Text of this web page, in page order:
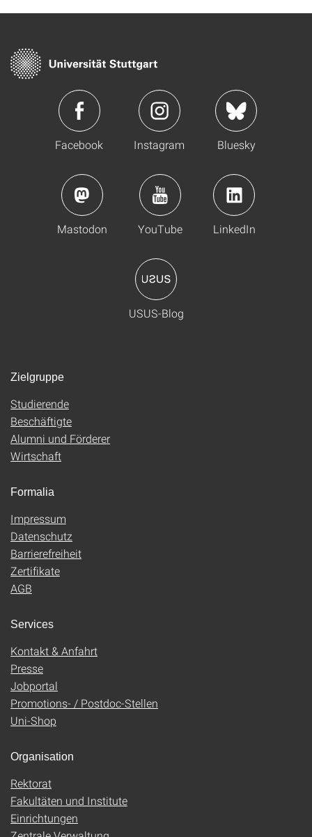
Facebook Instagram Bluesky
Mastodon YouTube LinkedIn
USUS-Blog
Zielgruppe
Studierende
Beschäftigte
Alumni und Förderer
Wirtschaft
Formalia
Impressum
Datenschutz
Barrierefreiheit
Zertifikate
AGB
Services
Kontakt & Anfahrt
Presse
Jobportal
Promotions- / Postdoc-Stellen
Uni-Shop
Organisation
Rektorat
Fakultäten und Institute
Einrichtungen